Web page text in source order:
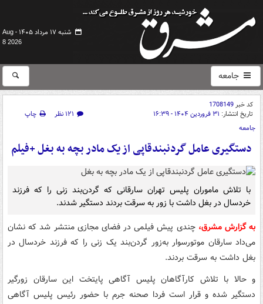
شنبه ۱۷ مرداد ۱۴۰۵ -
Aug
8 2026
جامعه
کد خبر1708149
تاریخ انتشار: ۳۱ فروردین ۱۴۰۴ - ۱۶:۳۹ ۱۲۱ نظر
چاپ
جامعه
دستگیری عامل گردنبندقاپی از یک مادر بچه به بغل +فیلم
با تلاش ماموران پلیس تهران سارقانی که گردن‌بند زنی را که فرزند
خردسال در بغل داشت با زور به سرقت بردند دستگیر شدند.
به گزارش مشرق، چندی پیش فیلمی در فضای مجازی منتشر شد که نشان
می‌داد سارقان موتورسوار به‌زور گردن‌بند یک زنی را که فرزند خردسال در
بغل داشت به سرقت بردند.
و حالا با تلاش کارآگاهان پلیس آگاهی پایتخت این سارقان زورگیر
دستگیر شده و قرار است فردا صحنه جرم با حضور رئیس پلیس آگاهی